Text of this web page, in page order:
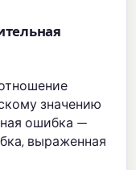
значению
ошибка —
выраженная